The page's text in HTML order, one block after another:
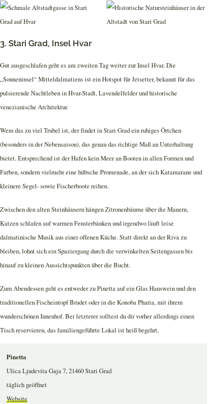
3. Stari Grad, Insel Hvar
Gut ausgeschlafen geht es am zweiten Tag weiter zur Insel Hvar. Die
„Sonneninsel“ Mitteldalmatiens ist ein Hotspot für Jetsetter, bekannt für das
pulsierende Nachtleben in Hvar-Stadt, Lavendelfelder und historische
venezianische Architektur.
Wem das zu viel Trubel ist, der findet in Stari Grad ein ruhiges Örtchen
(besonders in der Nebensaison), das genau das richtige Maß an Unterhaltung
bietet. Entsprechend ist der Hafen kein Meer an Booten in allen Formen und
Farben, sondern vielmehr eine hübsche Promenade, an der sich Katamarane und
kleinere Segel- sowie Fischerboote reihen.
Zwischen den alten Steinhäusern hängen Zitronenbäume über die Mauern,
Katzen schlafen auf warmen Fensterbänken und irgendwo läuft leise
dalmatinische Musik aus einer offenen Küche. Statt direkt an der Riva zu
bleiben, lohnt sich ein Spaziergang durch die verwinkelten Seitengassen bis
hinauf zu kleinen Aussichtspunkten über die Bucht.
Zum Abendessen geht es entweder zu Pinetta auf ein Glas Hauswein und den
traditionellen Fischeintopf Brudet oder in die Konoba Pharia, mit ihrem
wunderschönen Innenhof. Bei letzterer solltest du dir vorher allerdings einen
Tisch reservieren, das familiengeführte Lokal ist heiß begehrt.
Pinetta
Ulica Ljudevita Gaja 7, 21460 Stari Grad
täglich geöffnet
Website